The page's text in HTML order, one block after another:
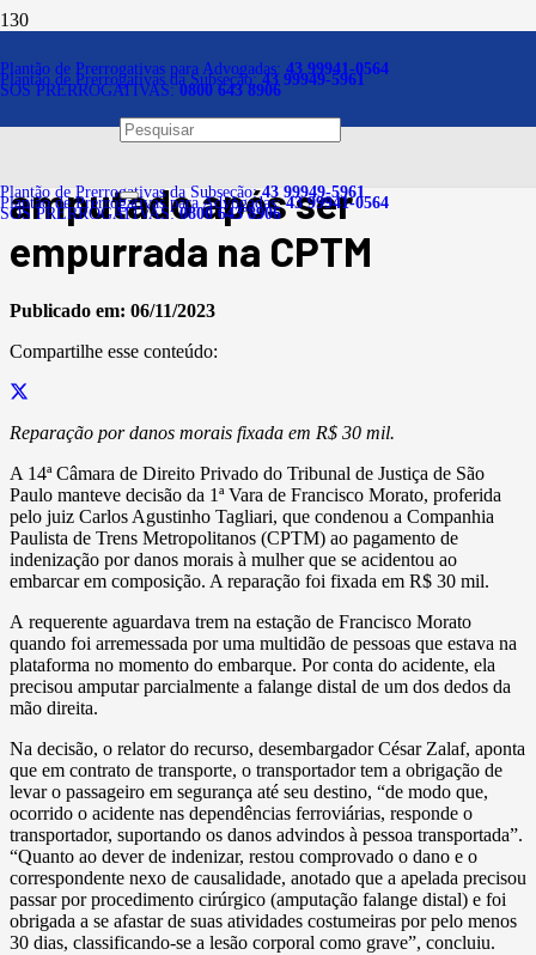
Plantão de Prerrogativas para Advogadas: 43 99941-0564
Plantão de Prerrogativas da Subseção:43 99949-5961
SOS PRERROGATIVAS:0800 643 8906
Plantão de Prerrogativas da Subseção:43 99949-5961
Plantão de Prerrogativas para Advogadas:43 99941-0564
SOS PRERROGATIVAS:0800 643 8906
Mantida indenização a
mulher que teve dedo
amputado após ser
empurrada na CPTM
Publicado em: 06/11/2023
Compartilhe esse conteúdo:
Reparação por danos morais fixada em R$ 30 mil.
A 14ª Câmara de Direito Privado do Tribunal de Justiça de São
Paulo manteve decisão da 1ª Vara de Francisco Morato, proferida
pelo juiz Carlos Agustinho Tagliari, que condenou a Companhia
Paulista de Trens Metropolitanos (CPTM) ao pagamento de
indenização por danos morais à mulher que se acidentou ao
embarcar em composição. A reparação foi fixada em R$ 30 mil.
A requerente aguardava trem na estação de Francisco Morato
quando foi arremessada por uma multidão de pessoas que estava na
plataforma no momento do embarque. Por conta do acidente, ela
precisou amputar parcialmente a falange distal de um dos dedos da
mão direita.
Na decisão, o relator do recurso, desembargador César Zalaf, aponta
que em contrato de transporte, o transportador tem a obrigação de
levar o passageiro em segurança até seu destino, “de modo que,
ocorrido o acidente nas dependências ferroviárias, responde o
transportador, suportando os danos advindos à pessoa transportada”.
“Quanto ao dever de indenizar, restou comprovado o dano e o
correspondente nexo de causalidade, anotado que a apelada precisou
passar por procedimento cirúrgico (amputação falange distal) e foi
obrigada a se afastar de suas atividades costumeiras por pelo menos
30 dias, classificando-se a lesão corporal como grave”, concluiu.